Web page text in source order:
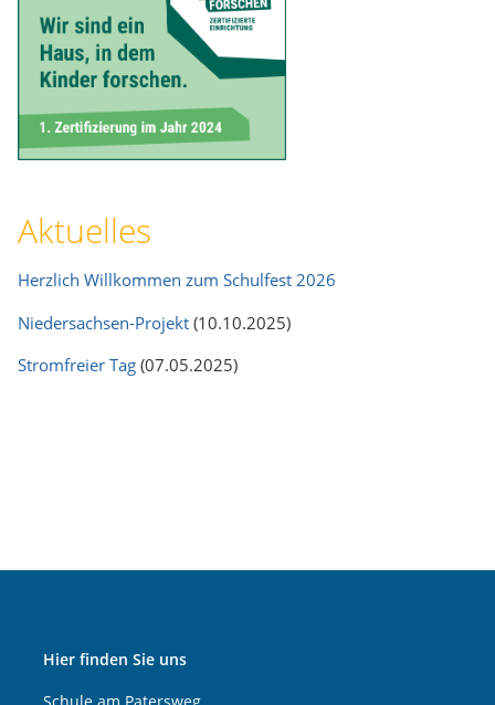
Aktuelles
Herzlich Willkommen zum Schulfest 2026
Niedersachsen-Projekt(10.10.2025)
Stromfreier Tag(07.05.2025)
Hier finden Sie uns